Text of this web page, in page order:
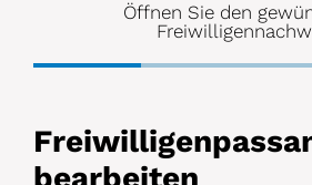
Öffnen Sie den